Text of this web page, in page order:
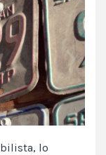
, lo